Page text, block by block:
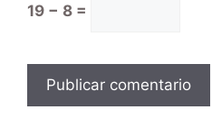
19 − 8 =